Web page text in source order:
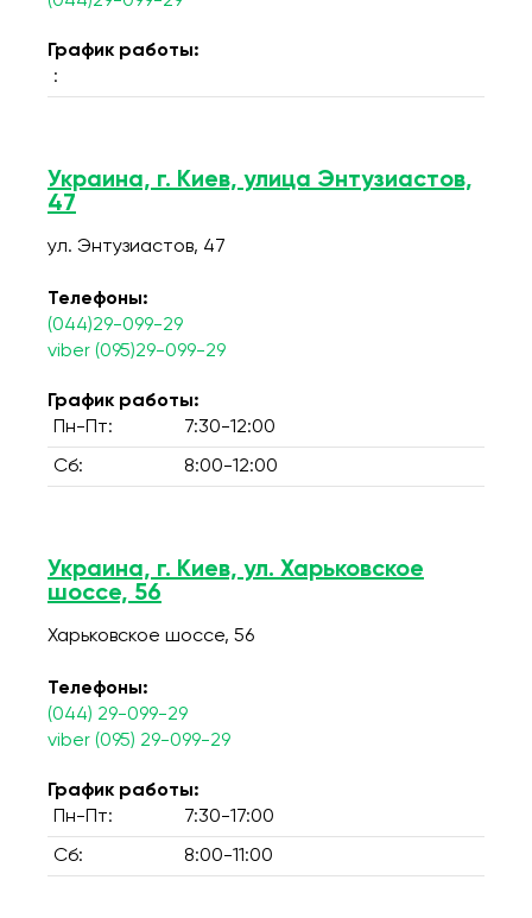
График работы:
:
Украина, г. Киев, улица Энтузиастов,
47
ул. Энтузиастов, 47
Телефоны:
(044)29-099-29
viber (095)29-099-29
График работы:
Пн-Пт:
7:30-12:00
Сб: 8:00-12:00
Украина, г. Киев, ул. Харьковское
шоссе, 56
Харьковское шоссе, 56
Телефоны:
(044) 29-099-29
viber (095) 29-099-29
График работы:
Пн-Пт:
7:30-17:00
Сб: 8:00-11:00